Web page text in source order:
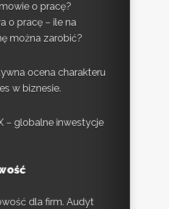
o pracę?
o pracę – ile na
można zarobić?
ocena charakteru
w biznesie.
– globalne inwestycje
dla firm. Audyt